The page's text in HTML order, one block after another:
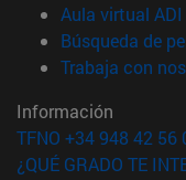
Aula virtual ADI
Búsqueda de
Trabaja con
Información
TFNO +34 948 42 56
¿QUÉ GRADO TE